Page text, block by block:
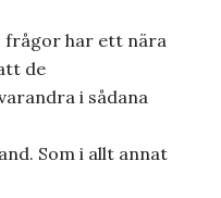
frågor har ett nära
de
i sådana
Som i allt annat